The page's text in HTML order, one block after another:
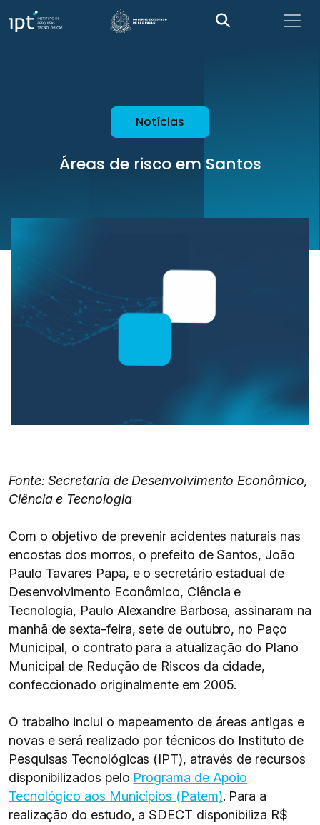
Notícias
Áreas de risco em Santos
Fonte: Secretaria de Desenvolvimento Econômico,
Ciência e Tecnologia
Com o objetivo de prevenir acidentes naturais nas
encostas dos morros, o prefeito de Santos, João
Paulo Tavares Papa, e o secretário estadual de
Desenvolvimento Econômico, Ciência e
Tecnologia, Paulo Alexandre Barbosa, assinaram na
manhã de sexta-feira, sete de outubro, no Paço
Municipal, o contrato para a atualização do Plano
Municipal de Redução de Riscos da cidade,
confeccionado originalmente em 2005.
O trabalho inclui o mapeamento de áreas antigas e
novas e será realizado por técnicos do Instituto de
Pesquisas Tecnológicas (IPT), através de recursos
disponibilizados pelo Programa de Apoio
Tecnológico aos Municípios (Patem). Para a
realização do estudo, a SDECT disponibiliza R$